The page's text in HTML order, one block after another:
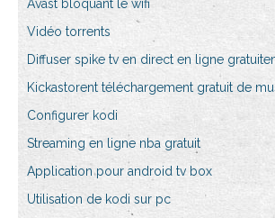
Avast bloquant le wifi
Vidéo torrents
Diffuser spike tv en direct en ligne
Kickastorent téléchargement gratuit de
Configurer kodi
Streaming en ligne nba gratuit
Application pour android tv box
Utilisation de kodi sur pc